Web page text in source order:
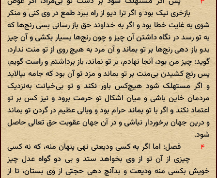
باز‌خری نیک بود و اگر ترا دیو از راه ببرد طمع در وی کنی و منکر
شوی به غایت خطا بود و اگر به خداوند حق باز رسانی بسی رنج‌ها که
به تو رسد در نگاه داشتن آن چیز و چون رنج‌ها بسیار بکشی و آن چیز
بدو باز دهی رنج‌ها بر تو بماند و آن مرد به هیچ روی از تو منت ندارد،
گوید: چیز من بود، آنجا نهادم، بر تو نماند، باز برداشتم و راست گویم،
پس رنج کشیدن بی‌منت بر تو بماند و مزد تو آن بود که جامه بیالاید
و اگر مستهلک شود هیچ‌کس باور نکند و تو بی‌خیانت به‌نزدیک
مردمان خاین باشی و میان اشکال تو حرمت برود و نیز کس بر تو
اعتماد نکند و اگر با تو بماند حرام بود و وبالی عظیم در گردن تو بماند
و درین جهان برخوردار نباشی و در آن جهان عقوبت حق تعالی حاصل
شود.
فصل: اما اگر به کسی ودیعتی نهی پنهان منه، که نه کسی
چیزی از آن تو از وی بخواهد ستد و بی دو گواه عدل چیز
خویش بکسی منه ودیعت و بدآنچ دهی حجتی از وی بستان، تا از